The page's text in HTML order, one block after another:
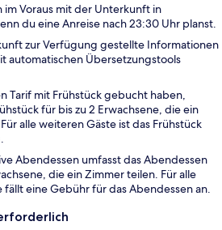
im Voraus mit der Unterkunft in
du eine Anreise nach 23:30 Uhr planst.
zur Verfügung gestellte Informationen
automatischen Übersetzungstools
Tarif mit Frühstück gebucht haben,
für bis zu 2 Erwachsene, die ein
alle weiteren Gäste ist das Frühstück
Abendessen umfasst das Abendessen
die ein Zimmer teilen. Für alle
fällt eine Gebühr für das Abendessen an.